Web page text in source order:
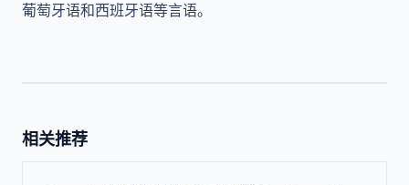
葡萄牙语和西班牙语等言语。
相关推荐